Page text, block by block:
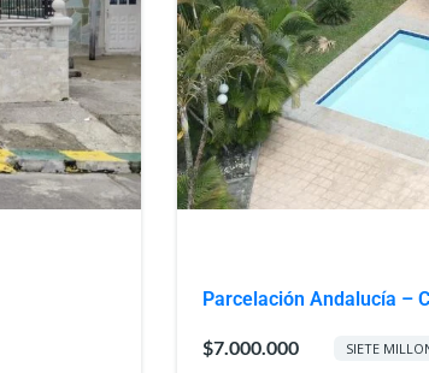
Parcelación Andalucía –
$7.000.000 SIETE